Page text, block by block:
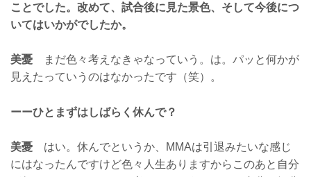
ことでした。改めて、試合後に見た景色、そして今後につ
いてはいかがでしたか。
美憂 まだ色々考えなきゃなっていう。は。パッと何かが
見えたっていうのはなかったです（笑）。
ーーひとまずはしばらく休んで？
美憂 はい。休んでというか、MMAは引退みたいな感じ
にはなったんですけど色々人生ありますからこのあと自分